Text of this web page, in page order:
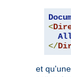
<
</
et